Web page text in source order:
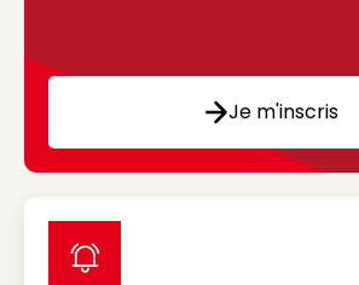
Je m'inscris
label icon